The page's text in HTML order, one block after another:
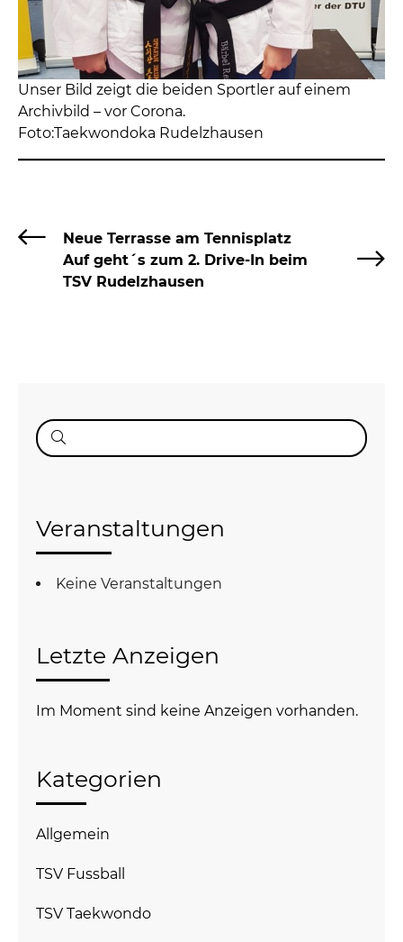
Unser Bild zeigt die beiden Sportler auf einem
Archivbild – vor Corona.
Foto:Taekwondoka Rudelzhausen
Neue Terrasse am Tennisplatz
Auf geht´s zum 2. Drive-In beim
TSV Rudelzhausen
Suche
nach:
Veranstaltungen
Keine Veranstaltungen
Letzte Anzeigen
Im Moment sind keine Anzeigen vorhanden.
Kategorien
Allgemein
TSV Fussball
TSV Taekwondo